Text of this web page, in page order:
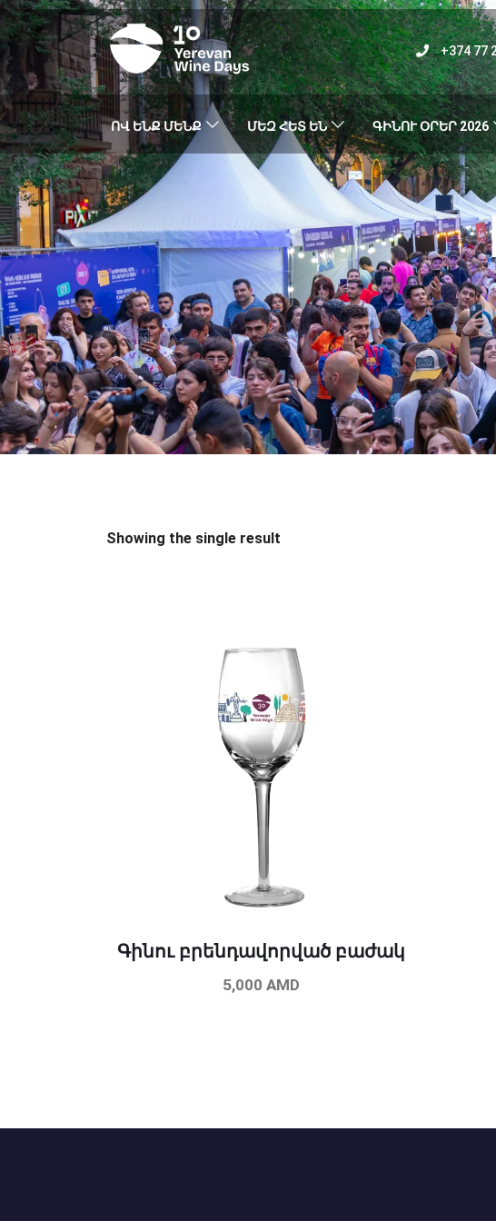
+374 77
ՈՎ ԵՆՔ ՄԵՆՔ ՄԵԶ ՀԵՏ ԵՆ ԳԻՆՈՒ ՕՐԵՐ 2026
Showing the single result
Գինու բրենդավորված բաժակ
5,000AMD